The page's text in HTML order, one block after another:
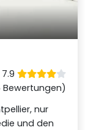
Bewertungen)
nur
und den